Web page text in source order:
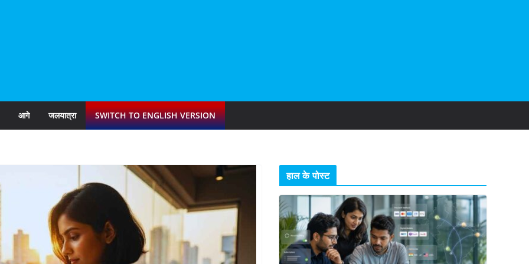
आगे जलयात्रा SWITCH TO ENGLISH VERSION
हाल के पोस्ट